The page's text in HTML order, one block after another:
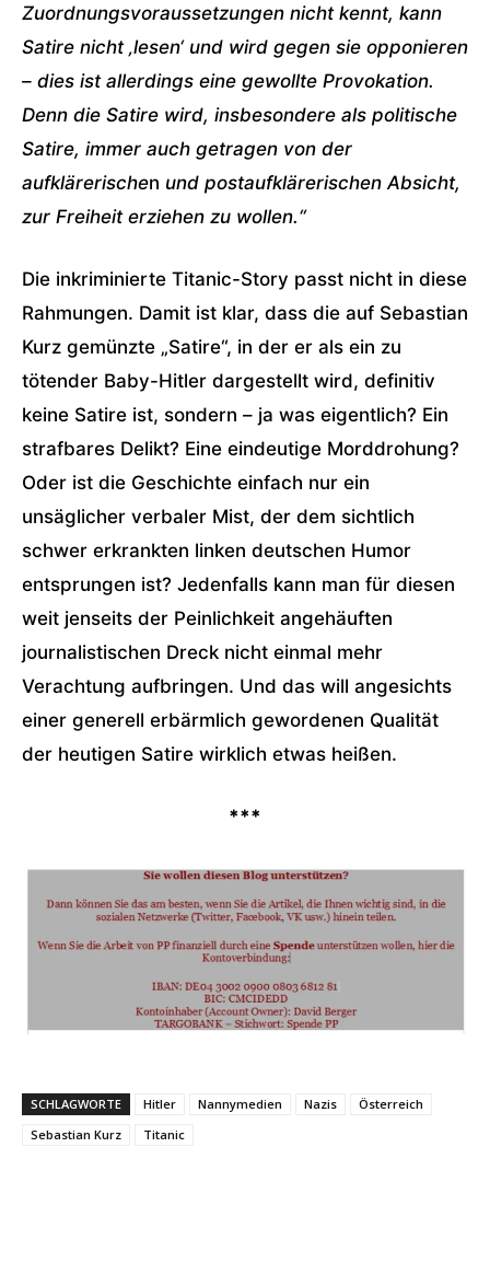
Zuordnungsvoraussetzungen nicht kennt, kann
Satire nicht ‚lesen‘ und wird gegen sie opponieren
– dies ist allerdings eine gewollte Provokation.
Denn die Satire wird, insbesondere als politische
Satire, immer auch getragen von der
aufklärerischen und postaufklärerischen Absicht,
zur Freiheit erziehen zu wollen.“
Die inkriminierte Titanic-Story passt nicht in diese
Rahmungen. Damit ist klar, dass die auf Sebastian
Kurz gemünzte „Satire“, in der er als ein zu
tötender Baby-Hitler dargestellt wird, definitiv
keine Satire ist, sondern – ja was eigentlich? Ein
strafbares Delikt? Eine eindeutige Morddrohung?
Oder ist die Geschichte einfach nur ein
unsäglicher verbaler Mist, der dem sichtlich
schwer erkrankten linken deutschen Humor
entsprungen ist? Jedenfalls kann man für diesen
weit jenseits der Peinlichkeit angehäuften
journalistischen Dreck nicht einmal mehr
Verachtung aufbringen. Und das will angesichts
einer generell erbärmlich gewordenen Qualität
der heutigen Satire wirklich etwas heißen.
***
SCHLAGWORTE Hitler Nannymedien Nazis
Österreich
Sebastian Kurz
Titanic